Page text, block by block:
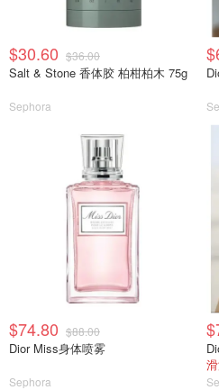
$30.60 $36.00
Salt & Stone 香体胶 柏柑柏木 75g
Sephora
$74.80 $88.00
Dior Miss身体喷雾
Sephora